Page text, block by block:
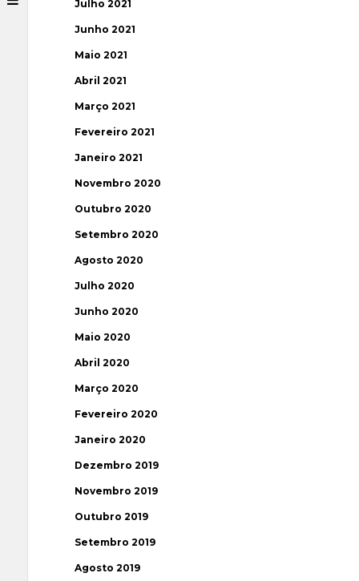
Julho 2021
Junho 2021
Maio 2021
Abril 2021
Março 2021
Fevereiro 2021
Janeiro 2021
Novembro 2020
Outubro 2020
Setembro 2020
Agosto 2020
Julho 2020
Junho 2020
Maio 2020
Abril 2020
Março 2020
Fevereiro 2020
Janeiro 2020
Dezembro 2019
Novembro 2019
Outubro 2019
Setembro 2019
Agosto 2019